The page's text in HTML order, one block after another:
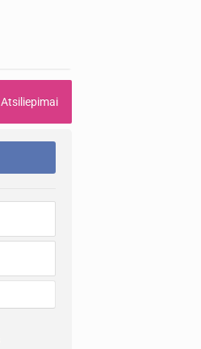
Atsiliepimai